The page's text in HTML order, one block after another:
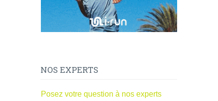
NOS EXPERTS
Posez votre question à nos experts